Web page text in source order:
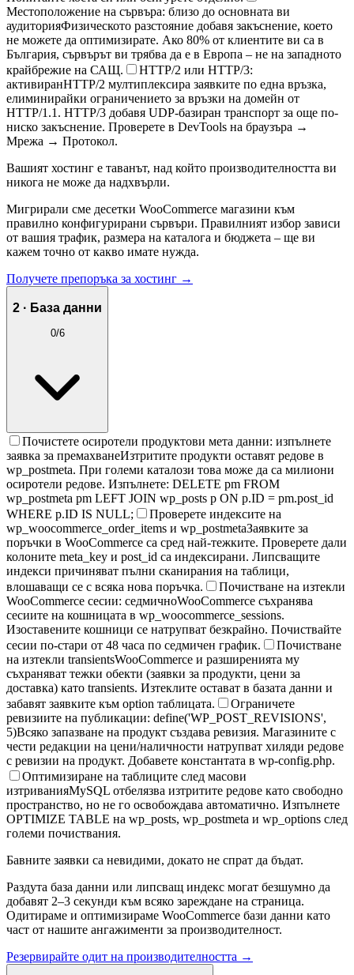
Местоположение на сървъра: близо до основната ви
аудиторияФизическото разстояние добавя закъснение, което
не можете да оптимизирате. Ако 80% от клиентите ви са в
България, сървърът ви трябва да е в Европа – не на западното
крайбрежие на САЩ.
HTTP/2 или HTTP/3:
активиранHTTP/2 мултиплексира заявките по една връзка,
елиминирайки ограничението за връзки на домейн от
HTTP/1.1. HTTP/3 добавя UDP-базиран транспорт за още по-
ниско закъснение. Проверете в DevTools на браузъра →
Мрежа → Протокол.
Вашият хостинг е таванът, над който производителността ви
никога не може да надхвърли.
Мигрирали сме десетки WooCommerce магазини към
правилно конфигурирани сървъри. Правилният избор зависи
от вашия трафик, размера на каталога и бюджета – ще ви
кажем точно от какво имате нужда.
Получете препоръка за хостинг →
2 · База данни
0/6
Почистете осиротели продуктови мета данни: изпълнете
заявка за премахванеИзтритите продукти оставят редове в
wp_postmeta. При големи каталози това може да са милиони
осиротели редове. Изпълнете: DELETE pm FROM
wp_postmeta pm LEFT JOIN wp_posts p ON p.ID = pm.post_id
WHERE p.ID IS NULL;
Проверете индексите на
wp_woocommerce_order_items и wp_postmetaЗаявките за
поръчки в WooCommerce са сред най-тежките. Проверете дали
колоните meta_key и post_id са индексирани. Липсващите
индекси причиняват пълни сканирания на таблици,
влошаващи се с всяка нова поръчка.
Почистване на изтекли
WooCommerce сесии: седмичноWooCommerce съхранява
сесиите на кошницата в wp_woocommerce_sessions.
Изоставените кошници се натрупват безкрайно. Почиствайте
сесии по-стари от 48 часа по седмичен график.
Почистване
на изтекли transientsWooCommerce и разширенията му
съхраняват тежки обекти (заявки за продукти, цени за
доставка) като transients. Изтеклите остават в базата данни и
забавят заявките към option таблицата.
Ограничете
ревизиите на публикации: define('WP_POST_REVISIONS',
5)Всяко запазване на продукт създава ревизия. Магазините с
чести редакции на цени/наличности натрупват хиляди редове
с ревизии на продукт. Добавете константата в wp-config.php.
Оптимизиране на таблиците след масови
изтриванияMySQL отбелязва изтритите редове като свободно
пространство, но не го освобождава автоматично. Изпълнете
OPTIMIZE TABLE на wp_posts, wp_postmeta и wp_options след
големи почиствания.
Бавните заявки са невидими, докато не спрат да бъдат.
Раздута база данни или липсващ индекс могат безшумно да
добавят 2–3 секунди към всяко зареждане на страница.
Одитираме и оптимизираме WooCommerce бази данни като
част от нашите ангажименти за производителност.
Резервирайте одит на производителността →